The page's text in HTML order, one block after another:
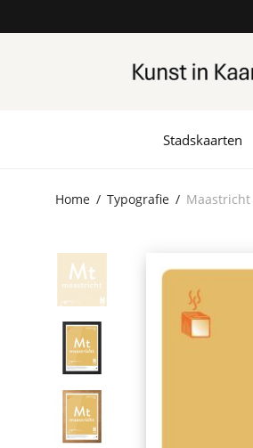
Stadskaarten
Home / Typografie / Maastricht